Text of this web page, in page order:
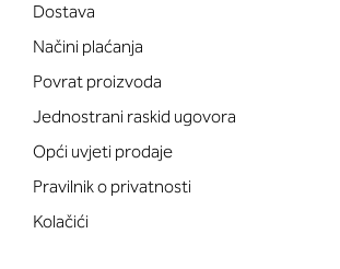
Dostava
Načini plaćanja
Povrat proizvoda
Jednostrani raskid ugovora
Opći uvjeti prodaje
Pravilnik o privatnosti
Kolačići